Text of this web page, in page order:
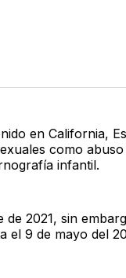
en California,
como
infantil.
de 2021, sin
el 9 de mayo del